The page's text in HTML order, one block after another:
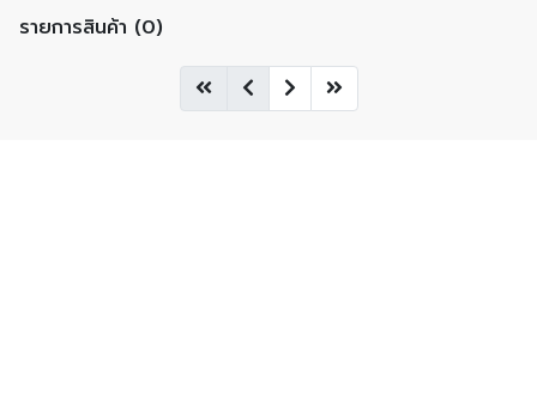
รายการสินค้า (0)